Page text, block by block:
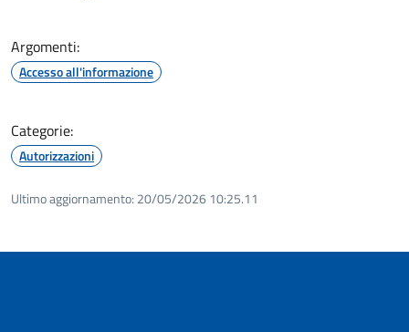
Argomenti:
Accesso all'informazione
Categorie:
Autorizzazioni
Ultimo aggiornamento: 20/05/2026 10:25.11